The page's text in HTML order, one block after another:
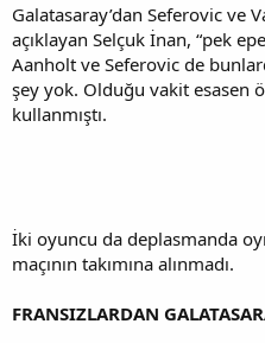
Galatasaray’dan Seferovic ve
açıklayan Selçuk İnan, “pek
Aanholt ve Seferovic de
şey yok. Olduğu vakit esasen
kullanmıştı.
İki oyuncu da deplasmanda
maçının takımına alınmadı.
FRANSIZLARDAN